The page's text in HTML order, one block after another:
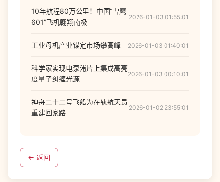
10年航程80万公里！中国“雪鹰
601”飞机翱翔南极
2026-01-03 01:55:01
工业母机产业锚定市场攀高峰 2026-01-03 01:40:01
科学家实现电泵浦片上集成高亮
度量子纠缠光源
2026-01-03 00:10:01
神舟二十二号飞船为在轨航天员
重建回家路
2026-01-02 23:55:01
← 返回